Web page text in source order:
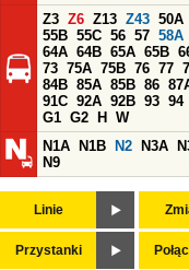
Z3 Z6 Z13 Z43 50A
55B 55C 56 57 58A
64A 64B 65A 65B
73 75A 75B 76 77
84B 85A 85B 86
91C 92A 92B 93 94
G1 G2 H
W
N1A
N1B N2 N3A
N9
Linie
Przystanki